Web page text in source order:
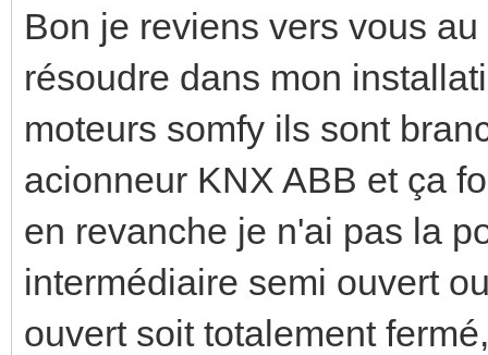
Bon je reviens vers vous
résoudre dans mon
moteurs somfy ils sont
acionneur KNX ABB et ça
en revanche je n'ai pas la
intermédiaire semi ouvert
ouvert soit totalement